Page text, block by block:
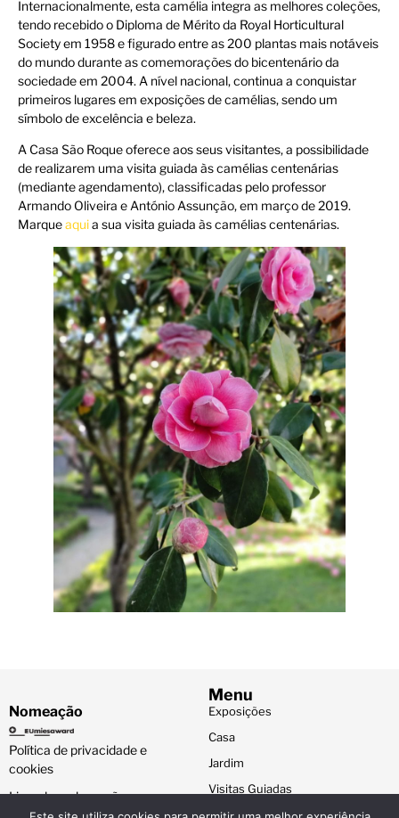
Internacionalmente, esta camélia integra as melhores coleções,
tendo recebido o Diploma de Mérito da Royal Horticultural
Society em 1958 e figurado entre as 200 plantas mais notáveis
do mundo durante as comemorações do bicentenário da
sociedade em 2004. A nível nacional, continua a conquistar
primeiros lugares em exposições de camélias, sendo um
símbolo de excelência e beleza.
A Casa São Roque oferece aos seus visitantes, a possibilidade
de realizarem uma visita guiada às camélias centenárias
(mediante agendamento), classificadas pelo professor
Armando Oliveira e António Assunção, em março de 2019.
Marqueaquia sua visita guiada às camélias centenárias.
Nomeação
Política de privacidade e
cookies
Livro de reclamações
eletrónico
Menu
Exposições
Casa
Jardim
Visitas Guiadas
Loja de Vinhos e Livros de Arte